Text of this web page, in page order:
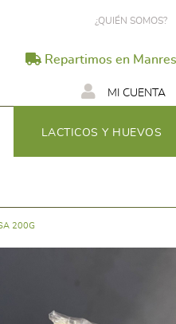
¿QUIÉN SOMOS?
Repartimos en
MI CUENTA
LACTICOS Y HUEVOS
200G